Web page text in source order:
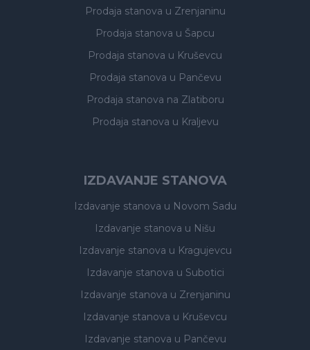
Prodaja stanova u Zrenjaninu
Prodaja stanova u Šapcu
Prodaja stanova u Kruševcu
Prodaja stanova u Pančevu
Prodaja stanova na Zlatiboru
Prodaja stanova u Kraljevu
IZDAVANJE STANOVA
Izdavanje stanova u Novom Sadu
Izdavanje stanova u Nišu
Izdavanje stanova u Kragujevcu
Izdavanje stanova u Subotici
Izdavanje stanova u Zrenjaninu
Izdavanje stanova u Kruševcu
Izdavanje stanova u Pančevu